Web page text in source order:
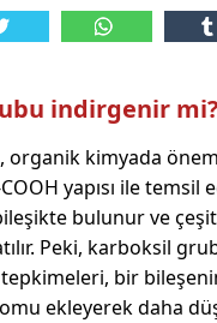
indirgenir mi?
organik kimyada
yapısı ile temsil
bulunur ve
Peki, karboksil
bir
ekleyerek daha